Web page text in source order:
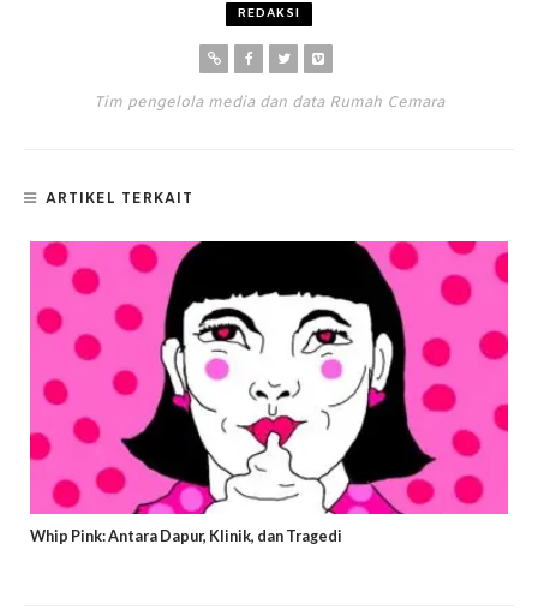
REDAKSI
Tim pengelola media dan data Rumah Cemara
ARTIKEL TERKAIT
Whip Pink: Antara Dapur, Klinik, dan Tragedi